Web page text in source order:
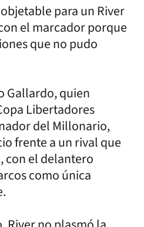
para un River
el marcador porque
que no pudo
Gallardo, quien
Libertadores
del Millonario,
frente a un rival que
con el delantero
como única